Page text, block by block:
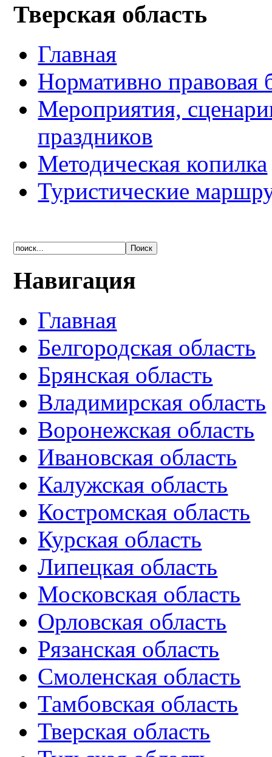
Тверская область
Главная
Нормативно правовая
Мероприятия,
праздников
Методическая копилка
Туристические
Навигация
Главная
Белгородская область
Брянская область
Владимирская область
Воронежская область
Ивановская область
Калужская область
Костромская область
Курская область
Липецкая область
Московская область
Орловская область
Рязанская область
Смоленская область
Тамбовская область
Тверская область